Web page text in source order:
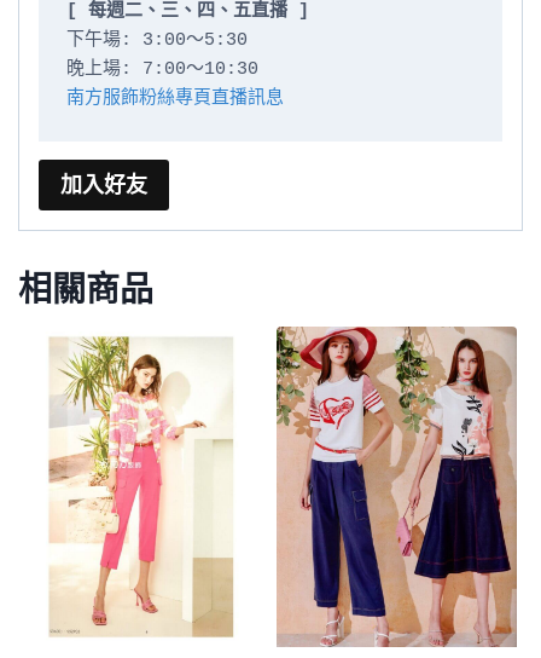
[ 每週二、三、四、五直播 ]
下午場: 3:00～5:30
南方服飾粉絲專頁直播訊息
加入好友
相關商品